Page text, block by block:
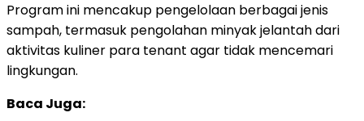
Programini mencakup pengelolaan berbagaijenis
sampah, termasuk pengolahan minyakjelantahdari
aktivitas kuliner para tenant agar tidak mencemari
lingkungan.
Baca Juga: